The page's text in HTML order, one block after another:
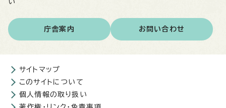
い
庁舎案内 お問い合わせ
サイトマップ
このサイトについて
個人情報の取り扱い